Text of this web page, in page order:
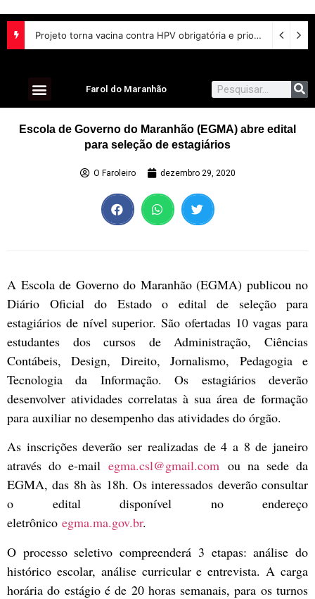
Projeto torna vacina contra HPV obrigatória e prioriza testes moleculares para câncer de colo do útero
Farol do Maranhão
Escola de Governo do Maranhão (EGMA) abre edital
para seleção de estagiários
O Faroleiro dezembro 29, 2020
A Escola de Governo do Maranhão (EGMA) publicou no
Diário Oficial do Estado o edital de seleção para
estagiários de nível superior. São ofertadas 10 vagas para
estudantes dos cursos de Administração, Ciências
Contábeis, Design, Direito, Jornalismo, Pedagogia e
Tecnologia da Informação. Os estagiários deverão
desenvolver atividades correlatas à sua área de formação
para auxiliar no desempenho das atividades do órgão.
As inscrições deverão ser realizadas de 4 a 8 de janeiro
através do e-mailegma.csl@gmail.com ou na sede da
EGMA, das 8h às 18h. Os interessados deverão consultar
o edital disponível no endereço
eletrônico egma.ma.gov.br.
O processo seletivo compreenderá 3 etapas: análise do
histórico escolar, análise curricular e entrevista. A carga
horária do estágio é de 20 horas semanais, para os turnos